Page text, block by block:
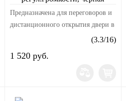
Rexant
Предназначена для переговоров и
дистанционного открытия двери в
домофонами. Характеристики:
(3.3/16)
1 520 руб.